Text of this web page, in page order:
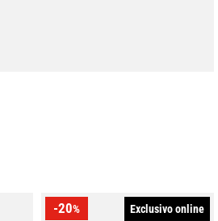
-20% Exclusivo online